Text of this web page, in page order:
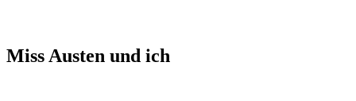
Miss Austen und ich